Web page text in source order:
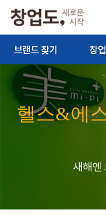
브랜드 찾기 창
헬스&에
새해엔